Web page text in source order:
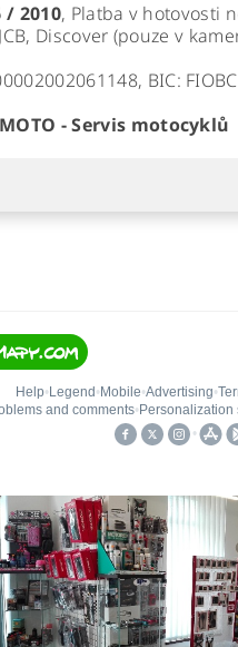
/ 2010, Platba v hotovosti
Discover (pouze v
, BIC:
- Servis motocyklů